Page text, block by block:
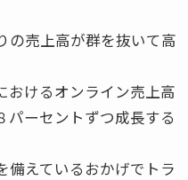
売上高が群を抜いて高
おけるオンライン売上高
パーセントずつ成長する
えているおかげでトラ